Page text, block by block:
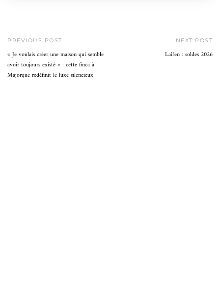
PREVIOUS POST
« Je voulais créer une maison qui semble
avoir toujours existé » : cette finca à
Majorque redéfinit le luxe silencieux
NEXT POST
Laifen : soldes 2026